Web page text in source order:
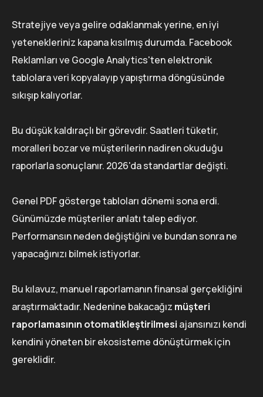
Stratejiye veya gelire odaklanmak yerine, en iyi
yetenekleriniz kapana kısılmış durumda. Facebook
Reklamları ve Google Analytics'ten elektronik
tablolara veri kopyalayıp yapıştırma döngüsünde
sıkışıp kalıyorlar.
Bu düşük kaldıraçlı bir görevdir. Saatleri tüketir,
moralleri bozar ve müşterilerin nadiren okuduğu
raporlarla sonuçlanır. 2026'da standartlar değişti.
Genel PDF gösterge tabloları dönemi sona erdi.
Günümüzde müşteriler anlatı talep ediyor.
Performansın neden değiştiğini ve bundan sonra ne
yapacağınızı bilmek istiyorlar.
Bu kılavuz, manuel raporlamanın finansal gerçekliğini
araştırmaktadır. Nedenine bakacağız müşteri
raporlamasının otomatikleştirilmesi ajansınızı kendi
kendini yöneten bir ekosisteme dönüştürmek için
gereklidir.